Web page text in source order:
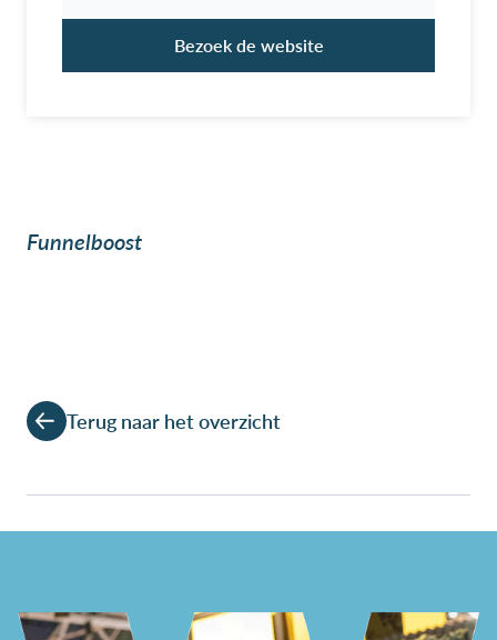
Bezoek de website
Funnelboost
Terug naar het overzicht